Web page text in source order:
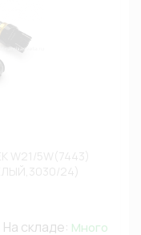
W21/5W(7443)
24)
На складе: Много